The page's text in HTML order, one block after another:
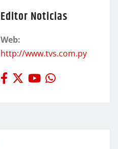
Editor Noticias
Web:
http://www.tvs.com.py